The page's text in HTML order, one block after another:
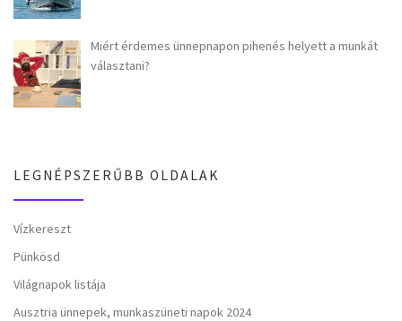
Miért érdemes ünnepnapon pihenés helyett a munkát
választani?
LEGNÉPSZERŰBB OLDALAK
Vízkereszt
Pünkösd
Világnapok listája
Ausztria ünnepek, munkaszüneti napok 2024